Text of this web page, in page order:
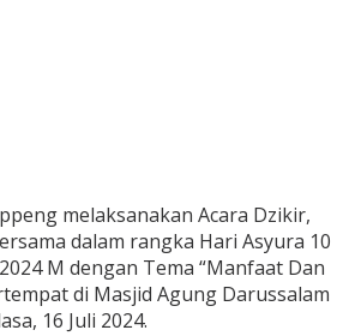
melaksanakan Acara Dzikir,
dalam rangka Hari Asyura 10
M dengan Tema “Manfaat Dan
di Masjid Agung Darussalam
16 Juli 2024.